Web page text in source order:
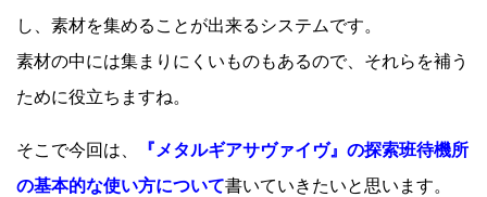
し、素材を集めることが出来るシステムです。
素材の中には集まりにくいものもあるので、それらを補う
ために役立ちますね。
そこで今回は、
『メタルギアサヴァイヴ』の探索班待機所
の基本的な使い方について書いていきたいと思います。